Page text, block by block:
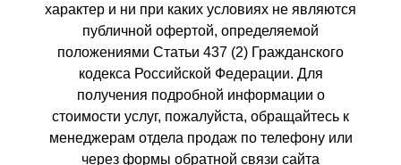
характер и ни при каких условиях не являются
публичной офертой, определяемой
положениями Статьи 437 (2) Гражданского
кодекса Российской Федерации. Для
получения подробной информации о
стоимости услуг, пожалуйста, обращайтесь к
менеджерам отдела продаж по телефону или
через формы обратной связи сайта